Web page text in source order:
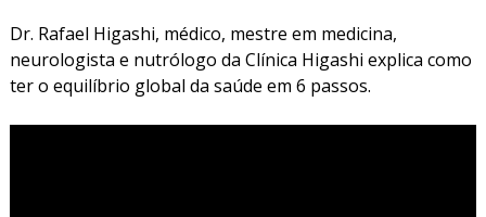
Dr. Rafael Higashi, médico, mestre em medicina,
neurologista e nutrólogo da Clínica Higashi explica como
ter o equilíbrio global da saúde em 6 passos.